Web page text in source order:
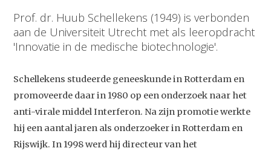
Prof. dr. Huub Schellekens (1949) is verbonden
aan de Universiteit Utrecht met als leeropdracht
'Innovatie in de medische biotechnologie'.
Schellekens studeerde geneeskunde in Rotterdam en
promoveerde daar in 1980 op een onderzoek naar het
anti-virale middel Interferon. Na zijn promotie werkte
hij een aantal jaren als onderzoeker in Rotterdam en
Rijswijk. In 1998 werd hij directeur van het